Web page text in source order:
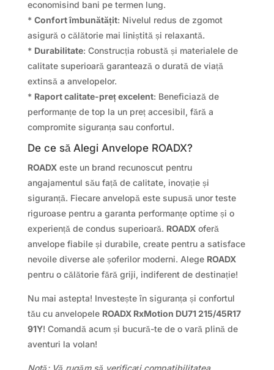
economisind bani pe termen lung.
* Confort îmbunătățit: Nivelul redus de zgomot
asigură o călătorie mai liniștită și relaxantă.
* Durabilitate: Construcția robustă și materialele de
calitate superioară garantează o durată de viață
extinsă a anvelopelor.
* Raport calitate-preț excelent: Beneficiază de
performanțe de top la un preț accesibil, fără a
compromite siguranța sau confortul.
De ce să Alegi Anvelope ROADX?
ROADXeste un brand recunoscut pentru
angajamentul său față de calitate, inovație și
siguranță. Fiecare anvelopă este supusă unor teste
riguroase pentru a garanta performanțe optime și o
experiență de condus superioară. ROADXoferă
anvelope fiabile și durabile, create pentru a satisface
nevoile diverse ale șoferilor moderni. Alege ROADX
pentru o călătorie fără griji, indiferent de destinație!
Nu mai astepta! Investește în siguranța și confortul
tău cu anvelopele ROADX RxMotion DU71 215/45R17
91Y! Comandă acum și bucură-te de o vară plină de
aventuri la volan!
Notă: Vă rugăm să verificați compatibilitatea